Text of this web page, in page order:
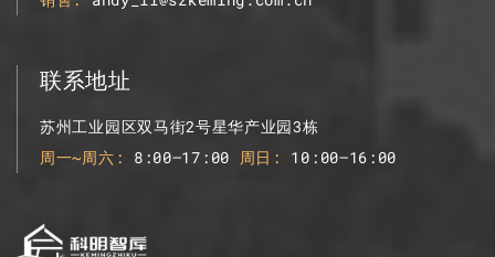
联系地址
苏州工业园区双马街2号星华产业园3栋
周一~周六
8:00–17:00 周日 10:00–16:00